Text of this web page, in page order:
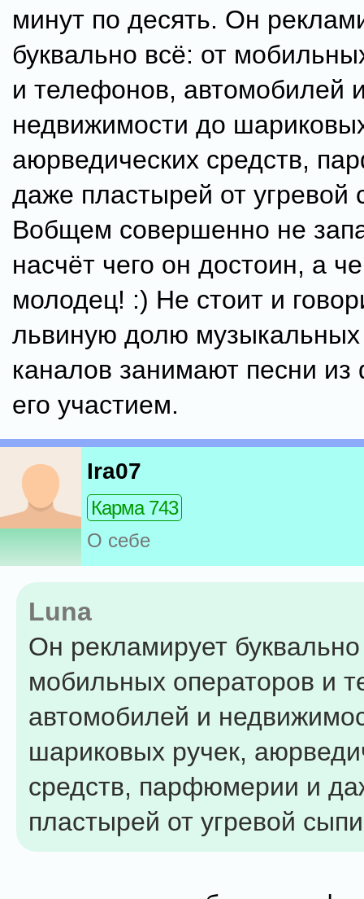
минут по десять. Он
буквально всё: от
и телефонов, автомобилей
недвижимости до
аюрведических средств,
даже пластырей от угревой
Вобщем совершенно не
насчёт чего он достоин, а
молодец! :) Не стоит и
львиную долю музыкальных
каналов занимают песни
его участием.
Ira07
Карма 743
О себе
Luna
Он рекламирует
мобильных операторов и
автомобилей и
шариковых ручек,
средств, парфюмерии и
пластырей от угревой